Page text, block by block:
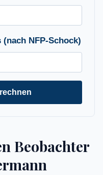
NFP-Schock)
Beobachter